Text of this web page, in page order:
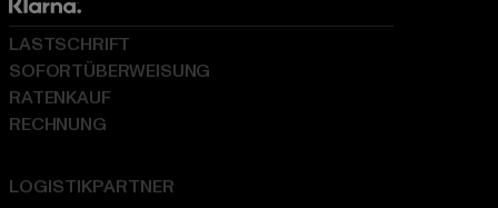
LOGISTIKPARTNER
LASTSCHRIFT
SOFORTÜBERWEISUNG
RATENKAUF
RECHNUNG